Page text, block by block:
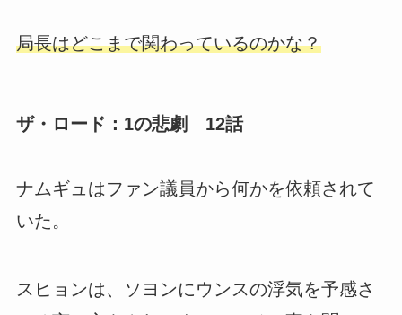
局長はどこまで関わっているのかな？
ザ・ロード：1の悲劇 12話
ナムギュはファン議員から何かを依頼されて
いた。
スヒョンは、ソヨンにウンスの浮気を予感さ